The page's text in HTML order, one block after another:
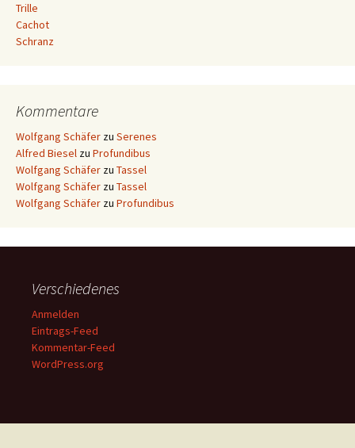
Trille
Cachot
Schranz
Kommentare
Wolfgang Schäfer zu Serenes
Alfred Biesel zu Profundibus
Wolfgang Schäfer zu Tassel
Wolfgang Schäfer zu Tassel
Wolfgang Schäfer zu Profundibus
Verschiedenes
Anmelden
Eintrags-Feed
Kommentar-Feed
WordPress.org